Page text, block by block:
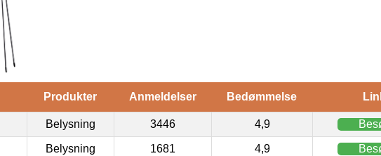
Produkter Anmeldelser Bedømmelse
Belysning 3446 4,9
Belysning 1681 4,9